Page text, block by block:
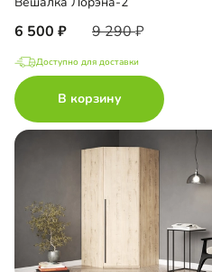
6 500 9 290
Доступно для доставки
В корзину